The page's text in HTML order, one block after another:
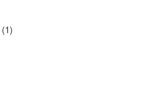
(1)